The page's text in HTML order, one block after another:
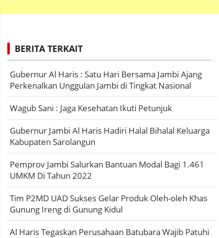
BERITA TERKAIT
Gubernur Al Haris : Satu Hari Bersama Jambi Ajang
Perkenalkan Unggulan Jambi di Tingkat Nasional
Wagub Sani : Jaga Kesehatan Ikuti Petunjuk
Gubernur Jambi Al Haris Hadiri Halal Bihalal Keluarga
Kabupaten Sarolangun
Pemprov Jambi Salurkan Bantuan Modal Bagi 1.461
UMKM Di Tahun 2022
Tim P2MD UAD Sukses Gelar Produk Oleh-oleh Khas
Gunung Ireng di Gunung Kidul
Al Haris Tegaskan Perusahaan Batubara Wajib Patuhi